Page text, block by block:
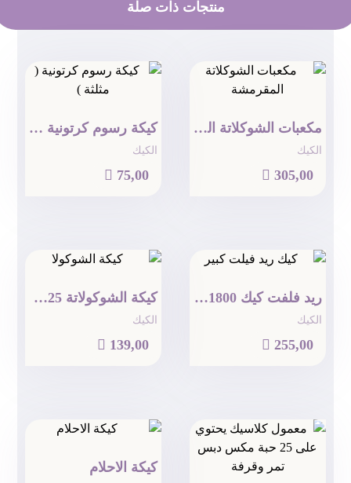
منتجات ذات صلة
مكعبات الشوكلاتة المقرمشة
الكيك
 305,00
كيكة رسوم كرتونية ( مثلثة )
الكيك
 75,00
ريد فلفت كيك 1800 جرام
الكيك
 255,00
كيكة الشوكولاتة 625 جرام
الكيك
 139,00
كيكة الاحلام